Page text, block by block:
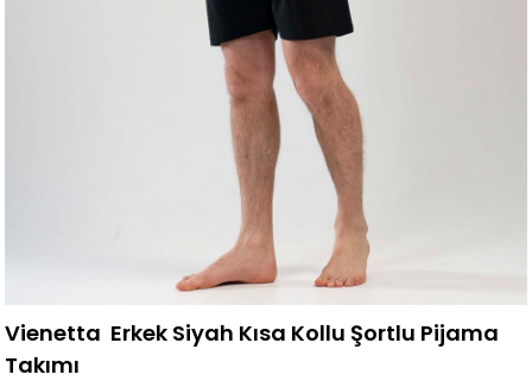
Vienetta Erkek Siyah Kısa Kollu Şortlu Pijama
Takımı